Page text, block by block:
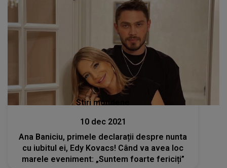
Stiri mondene
10 dec 2021
Ana Baniciu, primele declarații despre nunta
cu iubitul ei, Edy Kovacs! Când va avea loc
marele eveniment: „Suntem foarte fericiți”